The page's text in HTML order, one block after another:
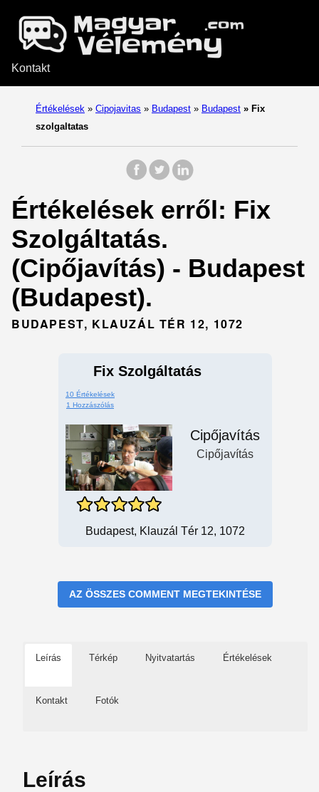
Kontakt
Értékelések » Cipojavitas » Budapest » Budapest » Fix
szolgaltatas
Értékelések erről: Fix
Szolgáltatás.
(Cipőjavítás) - Budapest
(Budapest).
BUDAPEST, KLAUZÁL TÉR 12, 1072
Fix Szolgáltatás
10 Értékelések
1 Hozzászólás
Cipőjavítás
Cipőjavítás
Budapest, Klauzál Tér 12, 1072
AZ ÖSSZES COMMENT MEGTEKINTÉSE
Leírás Térkép Nyitvatartás Értékelések
Kontakt Fotók
Leírás